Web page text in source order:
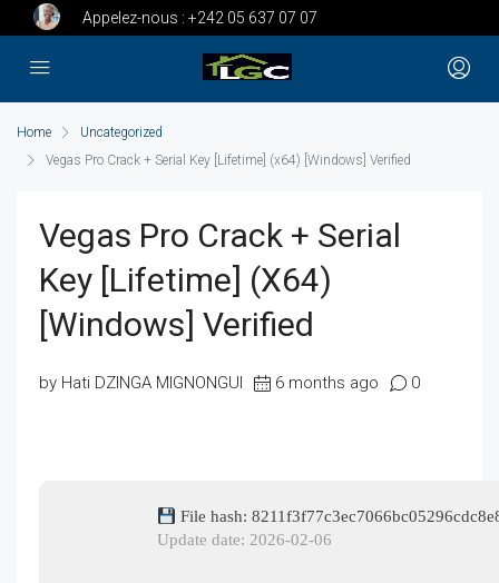
Appelez-nous : +242 05 637 07 07
Home
Uncategorized
Vegas Pro Crack + Serial Key [Lifetime] (x64) [Windows] Verified
Vegas Pro Crack + Serial
Key [Lifetime] (x64)
[Windows] Verified
by Hati DZINGA MIGNONGUI 6 months ago 0
File hash:
Update date: 2026-02-06